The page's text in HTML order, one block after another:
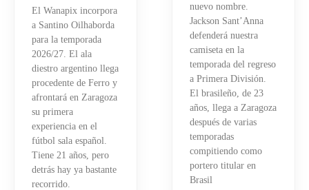
El Wanapix incorpora
a Santino Oilhaborda
para la temporada
2026/27. El ala
diestro argentino llega
procedente de Ferro y
afrontará en Zaragoza
su primera
experiencia en el
fútbol sala español.
Tiene 21 años, pero
detrás hay ya bastante
recorrido.
nuevo nombre.
Jackson Sant’Anna
defenderá nuestra
camiseta en la
temporada del regreso
a Primera División.
El brasileño, de 23
años, llega a Zaragoza
después de varias
temporadas
compitiendo como
portero titular en
Brasil